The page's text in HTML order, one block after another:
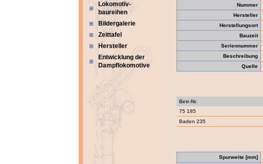
Lokomotiv-
baureihen
Bildergalerie
Zeittafel
Hersteller
Entwicklung der
Dampflokomotive
Nummer
Hersteller
Herstellungsort
Bauzeit
Seriennummer
Beschreibung
Quelle
Betr-Nr.
75 185
Baden 235
Spurweite [mm]